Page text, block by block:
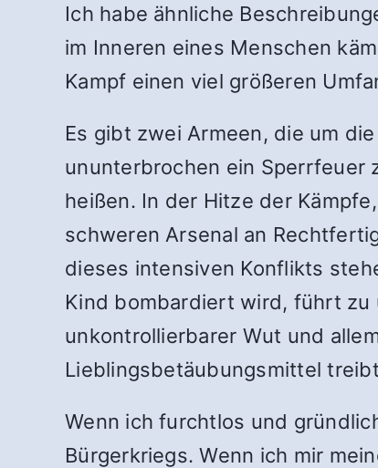
Ich habe ähnliche
im Inneren eines Menschen
Kampf einen viel größeren
Es gibt zwei Armeen, die um
ununterbrochen ein Sperrfeuer
heißen. In der Hitze der
schweren Arsenal an
dieses intensiven Konflikts
Kind bombardiert wird, führt zu
unkontrollierbarer Wut und
Lieblingsbetäubungsmittel
Wenn ich furchtlos und
Bürgerkriegs. Wenn ich mir